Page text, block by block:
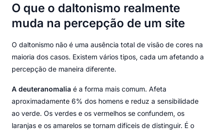
O que o daltonismo realmente
muda na percepção de um site
O daltonismo não é uma ausência total de visão de cores na
maioria dos casos. Existem vários tipos, cada um afetando a
percepção de maneira diferente.
A deuteranomalia é a forma mais comum. Afeta
aproximadamente 6% dos homens e reduz a sensibilidade
ao verde. Os verdes e os vermelhos se confundem, os
laranjas e os amarelos se tornam difíceis de distinguir. É o